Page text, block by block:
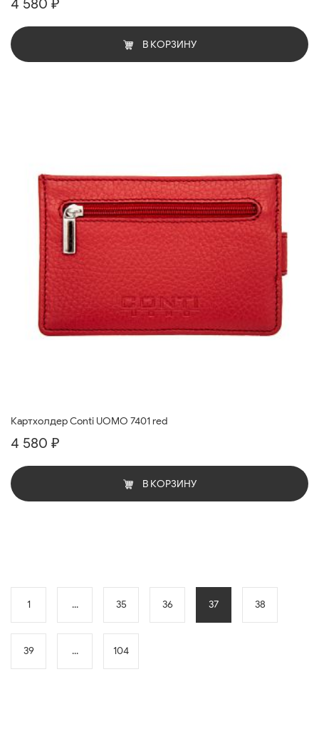
4 580 ₽
В КОРЗИНУ
Картхолдер Conti UOMO 7401 red
4 580 ₽
В КОРЗИНУ
1 ... 35 36 37 38
39 ... 104